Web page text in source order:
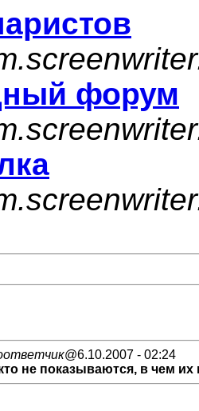
форум
@6.10.2007 - 02:24
не показываются, в чем